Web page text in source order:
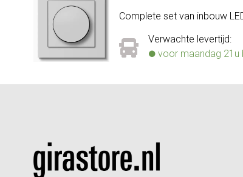
Complete set van inbouw
Verwachte levertijd:
voor maandag 21u